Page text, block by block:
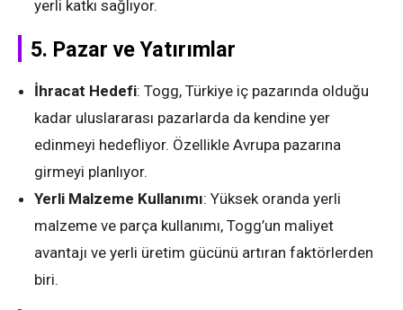
yerli katkı sağlıyor.
5. Pazar ve Yatırımlar
İhracat Hedefi: Togg, Türkiye iç pazarında olduğu
kadar uluslararası pazarlarda da kendine yer
edinmeyi hedefliyor. Özellikle Avrupa pazarına
girmeyi planlıyor.
Yerli Malzeme Kullanımı: Yüksek oranda yerli
malzeme ve parça kullanımı, Togg’un maliyet
avantajı ve yerli üretim gücünü artıran faktörlerden
biri.